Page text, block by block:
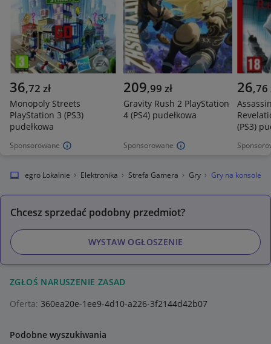
Sponsorowane
36,72 zł
Monopoly Streets
PlayStation 3 (PS3)
pudełkowa
Sponsorowane
209,99 zł
Gravity Rush 2 PlayStation
4 (PS4) pudełkowa
26,76
(PS3)
Allegro Lokalnie Elektronika Strefa Gamera Gry Gry na konsole
Chcesz sprzedać podobny przedmiot?
WYSTAW OGŁOSZENIE
ZGŁOŚ NARUSZENIE ZASAD
Oferta: 360ea20e-1ee9-4d10-a226-3f2144d42b07
Podobne wyszukiwania